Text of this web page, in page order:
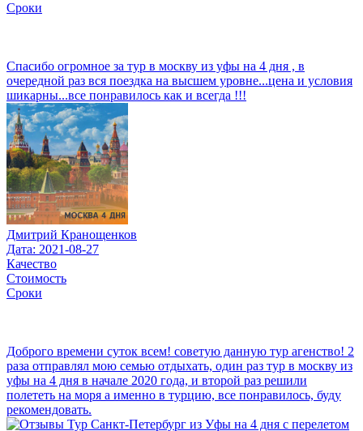
Сроки
Спасибо огромное за тур в москву из уфы на 4 дня , в
очередной раз вся поездка на высшем уровне...цена и условия
шикарны...все понравилось как и всегда !!!
Дмитрий Кранощенков
Дата: 2021-08-27
Качество
Стоимость
Сроки
Доброго времени суток всем! советую данную тур агенство! 2
раза отправлял мою семью отдыхать, один раз тур в москву из
уфы на 4 дня в начале 2020 года, и второй раз решили
полететь на моря а именно в турцию, все понравилось, буду
рекомендовать.